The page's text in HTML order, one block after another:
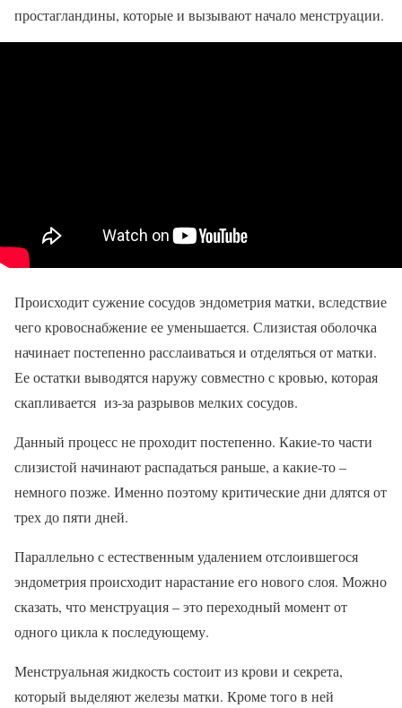
простагландины, которые и вызывают начало менструации.
Происходит сужение сосудов эндометрия матки, вследствие
чего кровоснабжение ее уменьшается. Слизистая оболочка
начинает постепенно расслаиваться и отделяться от матки.
Ее остатки выводятся наружу совместно с кровью, которая
скапливается из-за разрывов мелких сосудов.
Данный процесс не проходит постепенно. Какие-то части
слизистой начинают распадаться раньше, а какие-то –
немного позже. Именно поэтому критические дни длятся от
трех до пяти дней.
Параллельно с естественным удалением отслоившегося
эндометрия происходит нарастание его нового слоя. Можно
сказать, что менструация – это переходный момент от
одного цикла к последующему.
Менструальная жидкость состоит из крови и секрета,
который выделяют железы матки. Кроме того в ней